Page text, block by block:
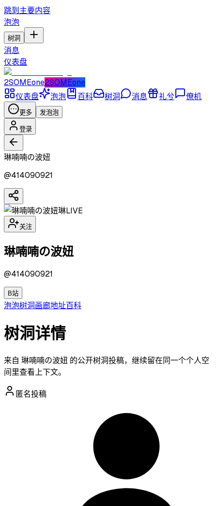
跳到主要内容
泡泡
树洞
消息
仪表盘
2SOMEone2SOMEone
仪表盘
泡泡 百科 树洞 消息 礼兮 僚机
更多 发泡泡
登录
琳喃喃の波妞
@414090921
琳LIVE
关注
琳喃喃の波妞
@414090921
B站
泡泡树洞画廊地址百科
树洞详情
来自 琳喃喃の波妞 的公开树洞投稿，继续留在同一个个人空
间里查看上下文。
匿名投稿